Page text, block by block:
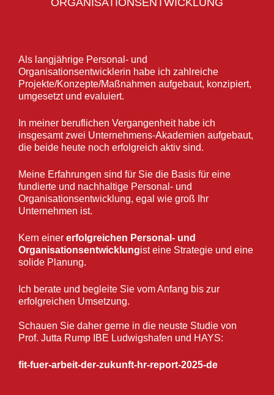
Als langjährige Personal- und
Organisationsentwicklerin habe ich zahlreiche
Projekte/Konzepte/Maßnahmen aufgebaut, konzipiert,
umgesetzt und evaluiert.
In meiner beruflichen Vergangenheit habe ich
insgesamt zwei Unternehmens-Akademien aufgebaut,
die beide heute noch erfolgreich aktiv sind.
Meine Erfahrungen sind für Sie die Basis für eine
fundierte und nachhaltige Personal- und
Organisationsentwicklung, egal wie groß Ihr
Unternehmen ist.
Kern einer erfolgreichen Personal- und
Organisationsentwicklungist eine Strategie und eine
solide Planung.
Ich berate und begleite Sie vom Anfang bis zur
erfolgreichen Umsetzung.
Schauen Sie daher gerne in die neuste Studie von
Prof. Jutta Rump IBE Ludwigshafen und HAYS:
fit-fuer-arbeit-der-zukunft-hr-report-2025-de